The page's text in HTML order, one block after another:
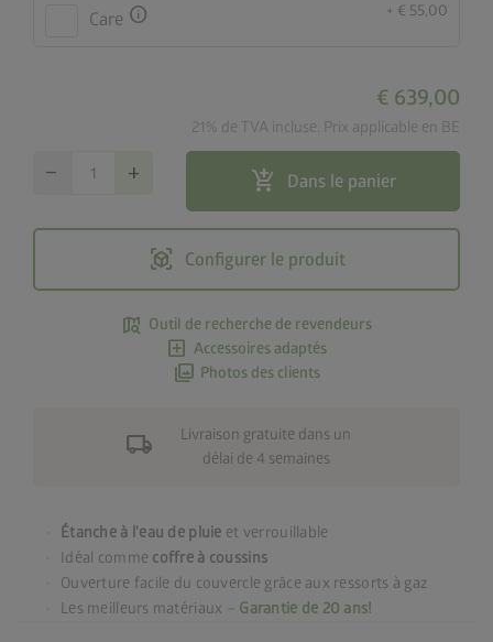
Care info + € 55,00
€ 639,00
21% de TVA incluse. Prix applicable en BE
remove add add_shopping_cart Dans le panier
view_in_ar Configurer le produit
map_search Outil de recherche de revendeurs
add_box Accessoires adaptés
photo_library Photos des clients
local_shipping
Livraison gratuite dans un
délai de 4 semaines
Étanche à l'eau de pluie et verrouillable
Idéal comme coffre à coussins
Ouverture facile du couvercle grâce aux ressorts à gaz
Les meilleurs matériaux – Garantie de 20 ans!